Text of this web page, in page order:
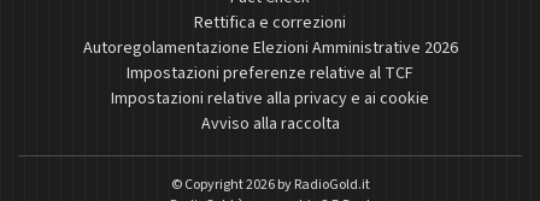
Rettifica e correzioni
Autoregolamentazione Elezioni Amministrative 2026
Impostazioni preferenze relative al TCF
Impostazioni relative alla privacy e ai cookie
Avviso alla raccolta
© Copyright 2026 byRadioGold.it